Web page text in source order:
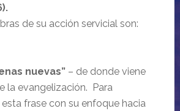
de su acción servicial son:
nuevas”– de donde viene
la evangelización. Para
esta frase con su enfoque hacia